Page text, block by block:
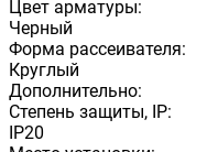
Цвет арматуры:
Черный
Форма рассеивателя:
Круглый
Дополнительно:
Степень защиты, IP:
IP20